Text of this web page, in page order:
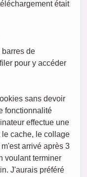
était
barres de
pour y accéder
sans devoir
fonctionnalité
effectue une
le cache, le collage
arrivé après 3
voulant terminer
J'aurais préféré